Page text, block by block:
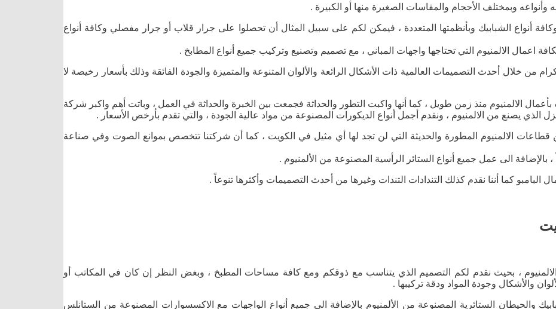
وأنواعه وبمختلف الأحجام والمقاسات الصغيرة منها أو الكبيرة .
أنواع الشبابيك وبأنظمتها المتعددة ، فيمكن لكم على سبيل المثال أن تحصلوا على جرار قلاب أو جرار مفصلي وكافة أنواع
اعمال الالمنيوم التي تحتاجها واجهات المباني ، مع تصميم وتصنيع وتركيب جميع أنواع المطابخ .
من خلال أحدث التصميمات العالمية ذات الأشكال الرائعة والألوان المتنوعة والمتميزة والجودة الفائقة وذلك بأسعار رخيصة لا
الالمنيوم منذ زمن طويل ، كما أنها واكبت التطور والحداثة فجمعت بين الخبرة والحداثة في العمل ، وباتت أهم واكبر شركة
الذي يصنع من الالمنيوم ، ونقدم أجمل أنواع الديكورات المصنوعة من مواد عالية الجودة ، والتي تقدم بأرخص الأسعار .
الالمنيوم المطورة والحديثة التي لن تجد لها أي مثيل في الكويت ، كما أن شركتنا تتخصص بموانع الصوت وفي صناعة
الى عمل جميع أنواع الستائر الرأسية المصنوعة من الألمنيوم .
البامبو كما أننا نقدم كذلك التندادات التندات وغيرها من أحدث التصميمات وأكثرها تنوعاً .
، بحيث نقدم لكم التصميم الذي يتناسب مع ذوقكم ومع كافة مساحات المطبخ ، وبغض النظر إن كان في المكاتب أو
والأشكال وجودة المواد ودقة تركيبها .
والحيطان الستائرية المصنوعة من الألمنيوم بالإضافة الى جميع أنواع الواجهات مع الاكسسوارات المصنوعة من الستانلس